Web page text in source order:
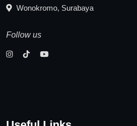
Wonokromo, Surabaya
Follow us